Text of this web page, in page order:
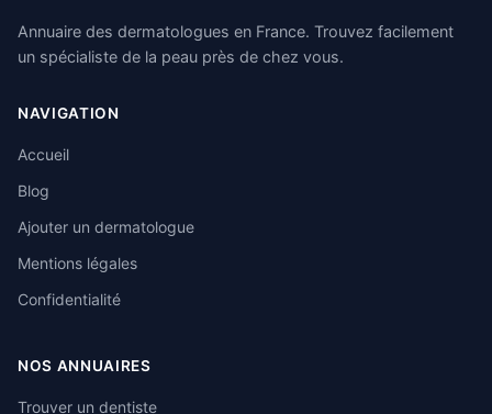
Annuaire des dermatologues en France. Trouvez facilement
un spécialiste de la peau près de chez vous.
NAVIGATION
Accueil
Blog
Ajouter un dermatologue
Mentions légales
Confidentialité
NOS ANNUAIRES
Trouver un dentiste